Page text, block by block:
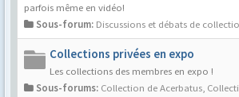
parfois même en vidéo!
Sous-forum: Discussions et débats de
Collections privées en expo
Les collections des membres en expo !
Sous-forums: Collection de Acerbatus